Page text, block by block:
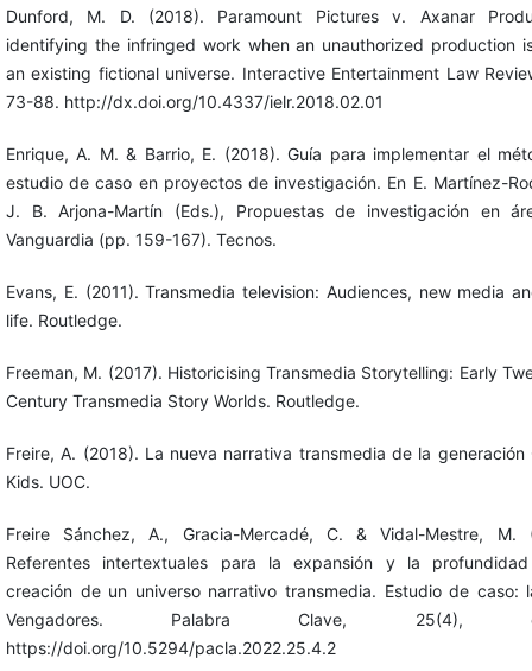
Dunford, M. D. (2018). Paramount Pictures v. Axanar
identifying the infringed work when an unauthorized production
an existing fictional universe. Interactive Entertainment Law
73-88. http://dx.doi.org/10.4337/ielr.2018.02.01
Enrique, A. M. & Barrio, E. (2018). Guía para implementar el
estudio de caso en proyectos de investigación. En E. Martínez-
J. B. Arjona-Martín (Eds.), Propuestas de investigación en
Vanguardia (pp. 159-167). Tecnos.
Evans, E. (2011). Transmedia television: Audiences, new media
life. Routledge.
Freeman, M. (2017). Historicising Transmedia Storytelling: Early
Century Transmedia Story Worlds. Routledge.
Freire, A. (2018). La nueva narrativa transmedia de la generación
Kids. UOC.
Freire Sánchez, A., Gracia-Mercadé, C. & Vidal-Mestre, M.
Referentes intertextuales para la expansión y la
creación de un universo narrativo transmedia. Estudio de caso:
Vengadores. Palabra Clave, 25(4),
https://doi.org/10.5294/pacla.2022.25.4.2